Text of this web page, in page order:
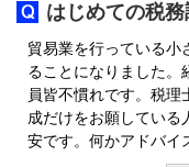
はじめての税
貿易業を行っている小
ることになりました。
員皆不慣れです。税理
成だけをお願している
安です。何かアドバイ